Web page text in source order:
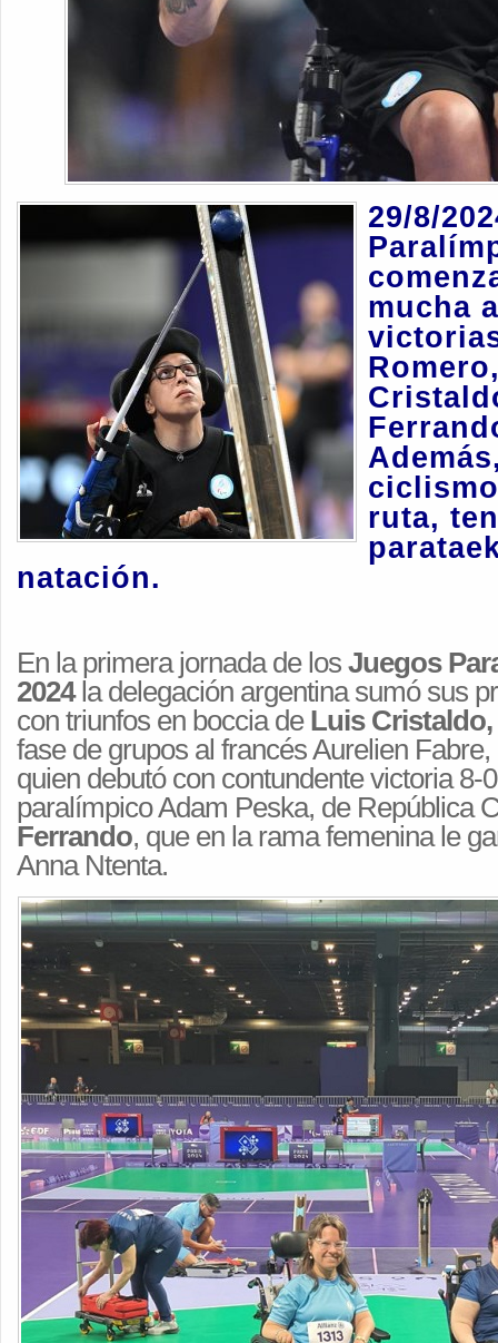
29/8/
mucha
ruta,
natación.
En la primera jornada de los Juegos
2024la delegación argentina sumó sus
con triunfos en boccia de Luis Cristaldo,
fase de grupos al francés Aurelien Fabre,
quien debutó con contundente victoria 8-
paralímpico Adam Peska, de República
Ferrando, que en la rama femenina le
Anna Ntenta.